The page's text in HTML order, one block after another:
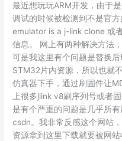
INSTALLLOG
file.”
最近想玩玩ARM开发，由于
调试的时候被检测到不是官
emulator is a j-link clone 或
信息。 网上有两种解决方法
可是我这里有个问题是替换
STM32片内资源，所以也就
仿真器下手，通过刷固件让
上很多jlink v8刷序列号或者
是有个严重的问题是几乎所
csdn。我非常反感这个网站
资源拿到这里下载就要被网